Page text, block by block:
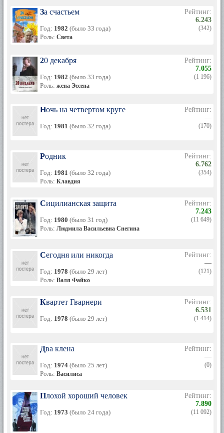
За счастьем
Год: 1982 (было 33 года)
Роль: Света
Рейтинг:
6.243
(342)
20 декабря
Год: 1982 (было 33 года)
Роль: жена Эссена
Рейтинг:
7.055
(1 196)
Ночь на четвертом круге
Год: 1981 (было 32 года)
Рейтинг:
—
(170)
Родник
Год: 1981 (было 32 года)
Роль: Клавдия
Рейтинг:
6.762
(354)
Сицилианская защита
Год: 1980 (было 31 год)
Роль: Людмила Васильевна Снегина
Рейтинг:
7.243
(11 649)
Сегодня или никогда
Год: 1978 (было 29 лет)
Роль: Валя Файко
Рейтинг:
—
(121)
Квартет Гварнери
Год: 1978 (было 29 лет)
Рейтинг:
6.531
(1 414)
Два клена
Год: 1974 (было 25 лет)
Роль: Василиса
Рейтинг:
—
(0)
Плохой хороший человек
Год: 1973 (было 24 года)
Рейтинг:
7.890
(11 092)